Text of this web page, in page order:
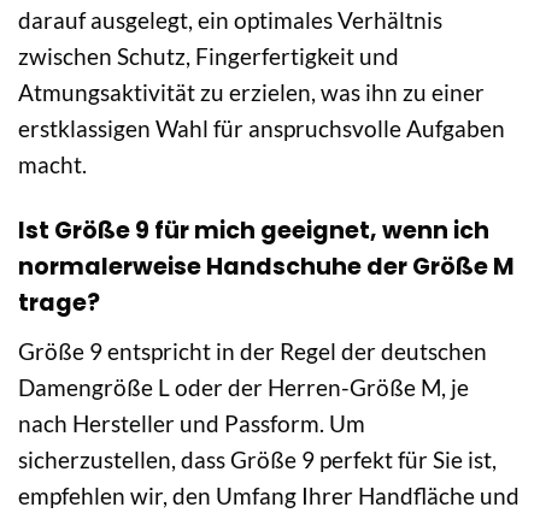
darauf ausgelegt, ein optimales Verhältnis
zwischen Schutz, Fingerfertigkeit und
Atmungsaktivität zu erzielen, was ihn zu einer
erstklassigen Wahl für anspruchsvolle Aufgaben
macht.
Ist Größe 9 für mich geeignet, wenn ich
normalerweise Handschuhe der Größe M
trage?
Größe 9 entspricht in der Regel der deutschen
Damengröße L oder der Herren-Größe M, je
nach Hersteller und Passform. Um
sicherzustellen, dass Größe 9 perfekt für Sie ist,
empfehlen wir, den Umfang Ihrer Handfläche und